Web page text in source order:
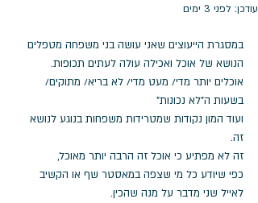
עודכן: לפני 3 ימים
במסגרת הייעוצים שאני עושה בני משפחה מטפלים
הנושא של אוכל ואכילה עולה לעתים תכופות.
אוכלים יותר מדי/ מעט מדי/ לא בריא/ מתוקים/
בשעות ה"לא נכונות"
ועוד המון נקודות שמטרידות משפחות בנוגע לנושא
זה.
זה לא מפתיע כי אוכל זה הרבה יותר מאוכל,
כפי שיודע כל מי שצפה במאסטר שף או הקשיב
לאייל שני מדבר על מנה שהכין.